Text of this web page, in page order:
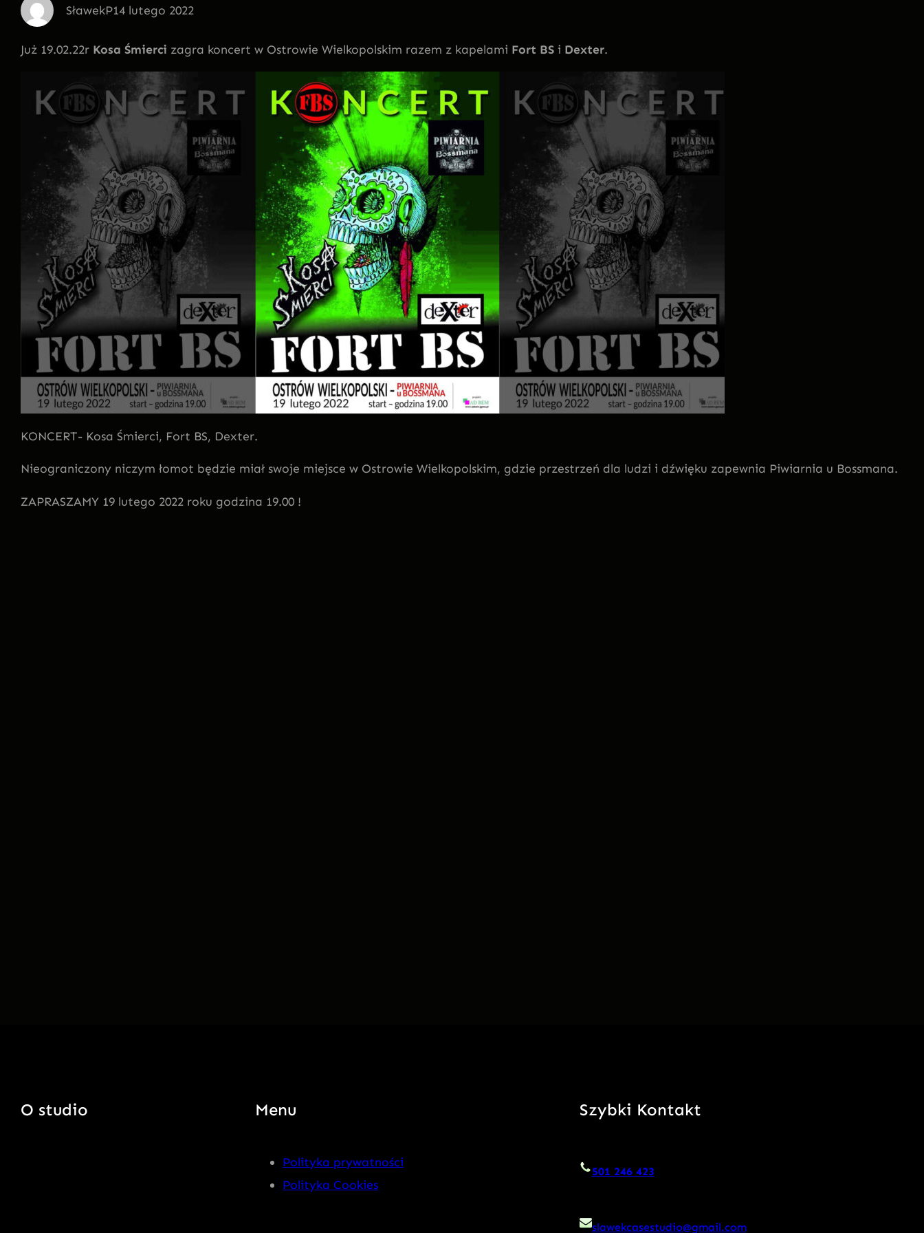
SławekP14 lutego 2022
Już 19.02.22r Kosa Śmierci zagra koncert w Ostrowie Wielkopolskim razem z kapelami Fort BS i Dexter.
KONCERT- Kosa Śmierci, Fort BS, Dexter.
Nieograniczony niczym łomot będzie miał swoje miejsce w Ostrowie Wielkopolskim, gdzie przestrzeń dla ludzi i dźwięku zapewnia Piwiarnia u Bossmana.
ZAPRASZAMY 19 lutego 2022 roku godzina 19.00 !
O studio Menu
Polityka prywatności
Polityka Cookies
Szybki Kontakt
501 246 423
slawekcasestudio@gmail.com